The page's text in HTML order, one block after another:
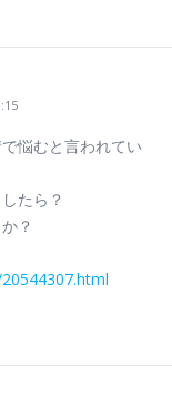
悩むと言われてい
たら？
？